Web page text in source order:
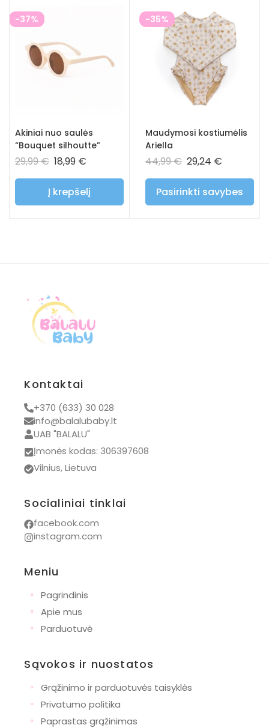
-37%
Akiniai nuo saulės
“Bouquet silhoutte”
29,99€ 18,99 €
Į krepšelį
-35%
Maudymosi kostiumėlis
Ariella
44,99€ 29,24 €
Pasirinkti savybes
Kontaktai
+370 (633) 30 028
info@balalubaby.lt
UAB "BALALU"
Įmonės kodas: 306397608
Vilnius, Lietuva
Socialiniai tinklai
facebook.com
instagram.com
Meniu
◦
Pagrindinis
◦ Apie mus
◦ Parduotuvė
Sąvokos ir nuostatos
◦
Grąžinimo ir parduotuvės taisyklės
◦ Privatumo politika
◦ Paprastas grąžinimas